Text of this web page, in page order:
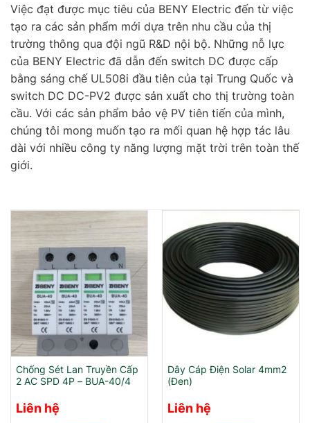
Việc đạt được mục tiêu của BENY Electric đến từ việc
tạo ra các sản phẩm mới dựa trên nhu cầu của thị
trường thông qua đội ngũ R&D nội bộ. Những nỗ lực
của BENY Electric đã dẫn đến switch DC được cấp
bằng sáng chế UL508i đầu tiên của tại Trung Quốc và
switch DC DC-PV2 được sản xuất cho thị trường toàn
cầu. Với các sản phẩm bảo vệ PV tiên tiến của mình,
chúng tôi mong muốn tạo ra mối quan hệ hợp tác lâu
dài với nhiều công ty năng lượng mặt trời trên toàn thế
giới.
Chống Sét Lan Truyền Cấp
2 AC SPD 4P – BUA-40/4
Liên hệ
Dây Cáp Điện Solar 4mm2
(Đen)
Liên hệ